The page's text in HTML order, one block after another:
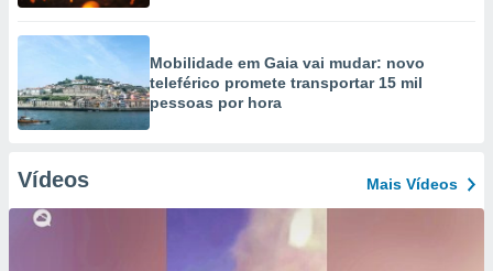
Mobilidade em Gaia vai mudar: novo
teleférico promete transportar 15 mil
pessoas por hora
Vídeos Mais Vídeos